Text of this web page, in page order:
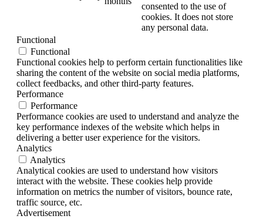
consented to the use of
cookies. It does not store
any personal data.
Functional
Functional
Functional cookies help to perform certain functionalities like
sharing the content of the website on social media platforms,
collect feedbacks, and other third-party features.
Performance
Performance
Performance cookies are used to understand and analyze the
key performance indexes of the website which helps in
delivering a better user experience for the visitors.
Analytics
Analytics
Analytical cookies are used to understand how visitors
interact with the website. These cookies help provide
information on metrics the number of visitors, bounce rate,
traffic source, etc.
Advertisement